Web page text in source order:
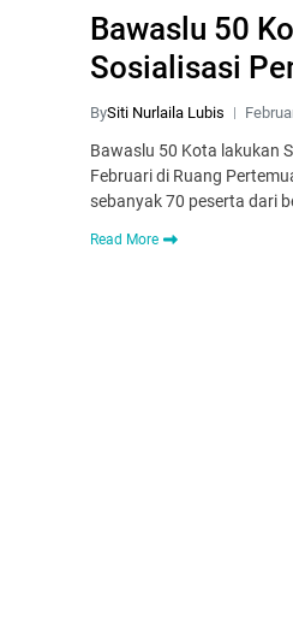
Bawaslu 50
Sosialisasi
BySiti Nurlaila Lubis
Bawaslu 50 Kota lakukan
Februari di Ruang
sebanyak 70 peserta dari
Read More